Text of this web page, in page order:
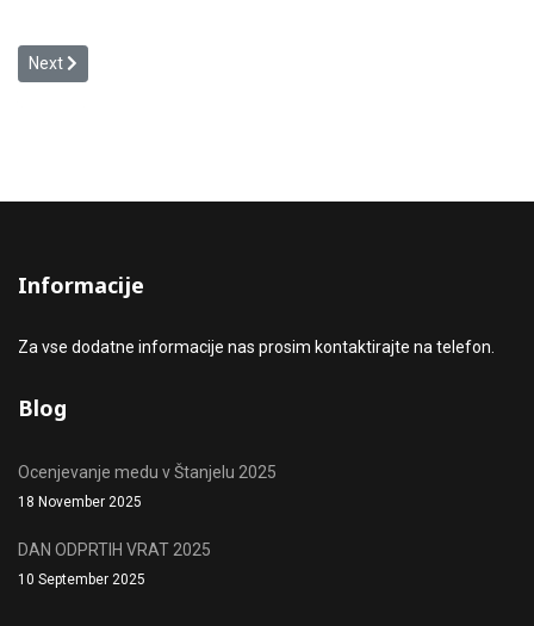
Next article: DAN ODPRTIH VRAT 2025
Next
Informacije
Za vse dodatne informacije nas prosim kontaktirajte na telefon.
Blog
Ocenjevanje medu v Štanjelu 2025
18 November 2025
DAN ODPRTIH VRAT 2025
10 September 2025